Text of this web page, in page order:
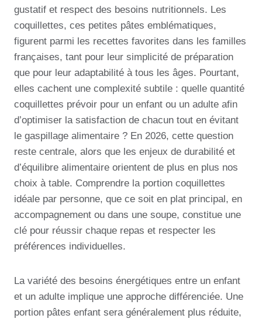
gustatif et respect des besoins nutritionnels. Les
coquillettes, ces petites pâtes emblématiques,
figurent parmi les recettes favorites dans les familles
françaises, tant pour leur simplicité de préparation
que pour leur adaptabilité à tous les âges. Pourtant,
elles cachent une complexité subtile : quelle quantité
coquillettes prévoir pour un enfant ou un adulte afin
d’optimiser la satisfaction de chacun tout en évitant
le gaspillage alimentaire ? En 2026, cette question
reste centrale, alors que les enjeux de durabilité et
d’équilibre alimentaire orientent de plus en plus nos
choix à table. Comprendre la portion coquillettes
idéale par personne, que ce soit en plat principal, en
accompagnement ou dans une soupe, constitue une
clé pour réussir chaque repas et respecter les
préférences individuelles.
La variété des besoins énergétiques entre un enfant
et un adulte implique une approche différenciée. Une
portion pâtes enfant sera généralement plus réduite,